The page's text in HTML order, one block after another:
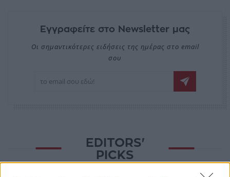
Εγγραφείτε στο Newsletter μας
Οι σημαντικότερες ειδήσεις της ημέρας στο email
σου
EDITORS'
PICKS